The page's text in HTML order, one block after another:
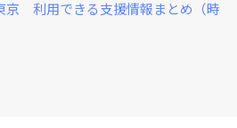
京 利用できる支援情報まとめ（時